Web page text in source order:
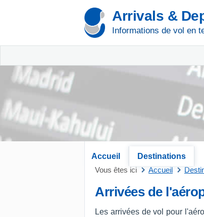
Arrivals &
Informations de vol en
Accueil
Destinations
Vous êtes ici
Accueil
Arrivées de
Les arrivées de vol pour